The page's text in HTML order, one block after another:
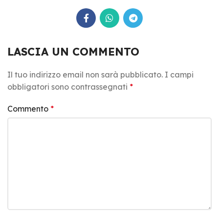
LASCIA UN COMMENTO
Il tuo indirizzo email non sarà pubblicato. I campi
obbligatori sono contrassegnati *
Commento *